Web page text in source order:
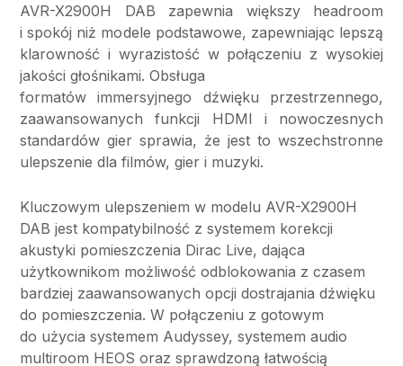
AVR-X2900H DAB zapewnia większy headroom
i spokój niż modele podstawowe, zapewniając lepszą
klarowność i wyrazistość w połączeniu z wysokiej
jakości głośnikami. Obsługa
formatów immersyjnego dźwięku przestrzennego,
zaawansowanych funkcji HDMI i nowoczesnych
standardów gier sprawia, że jest to wszechstronne
ulepszenie dla filmów, gier i muzyki.
Kluczowym ulepszeniem w modelu AVR-X2900H
DAB jest kompatybilność z systemem korekcji
akustyki pomieszczenia Dirac Live, dająca
użytkownikom możliwość odblokowania z czasem
bardziej zaawansowanych opcji dostrajania dźwięku
do pomieszczenia. W połączeniu z gotowym
do użycia systemem Audyssey, systemem audio
multiroom HEOS oraz sprawdzoną łatwością